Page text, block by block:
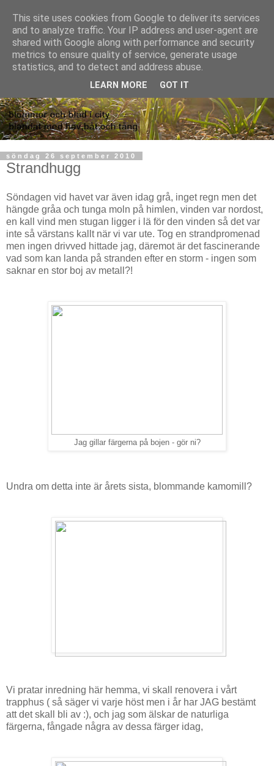
söndag 26 september 2010
Strandhugg
Söndagen vid havet var även idag grå, inget regn men det
hängde gråa och tunga moln på himlen, vinden var nordost,
en kall vind men stugan ligger i lä för den vinden så det var
inte så värstans kallt när vi var ute. Tog en strandpromenad
men ingen drivved hittade jag, däremot är det fascinerande
vad som kan landa på stranden efter en storm - ingen som
saknar en stor boj av metall?!
Jag gillar färgerna på bojen - gör ni?
Undra om detta inte är årets sista, blommande kamomill?
Vi pratar inredning här hemma, vi skall renovera i vårt
trapphus ( så säger vi varje höst men i år har JAG bestämt
att det skall bli av :), och jag som älskar de naturliga
färgerna, fångade några av dessa färger idag,
This site uses cookies from Google to deliver its services
and to analyze traffic. Your IP address and user-agent are
shared with Google along with performance and security
metrics to ensure quality of service, generate usage
statistics, and to detect and address abuse.
LEARN MORE GOT IT